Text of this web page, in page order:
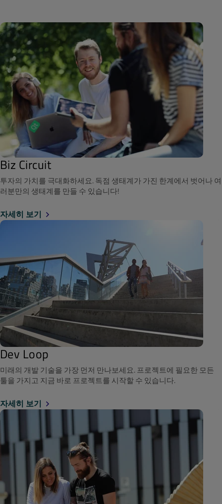
Biz Circuit
투자의 가치를 극대화하세요. 독점 생태계가 가진 한계에서 벗어나 여
러분만의 생태계를 만들 수 있습니다!
자세히 보기
Dev Loop
미래의 개발 기술을 가장 먼저 만나보세요. 프로젝트에 필요한 모든
툴을 가지고 지금 바로 프로젝트를 시작할 수 있습니다.
자세히 보기